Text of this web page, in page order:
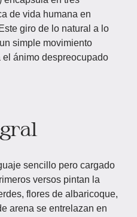
de vida humana en
giro de lo natural a lo
simple movimiento
ánimo despreocupado
sencillo pero cargado
versos pintan la
flores de albaricoque,
arena se entrelazan en